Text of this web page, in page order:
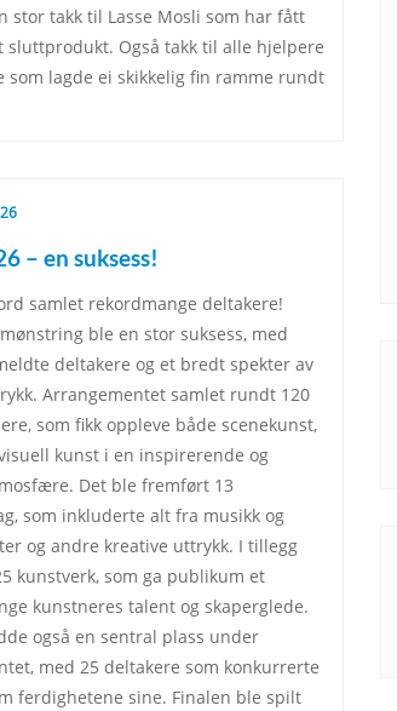
stor takk til Lasse Mosli som har fått
sluttprodukt. Også takk til alle hjelpere
som lagde ei skikkelig fin ramme rundt
– en suksess!
samlet rekordmange deltakere!
ble en stor suksess, med
deltakere og et bredt spekter av
Arrangementet samlet rundt 120
som fikk oppleve både scenekunst,
kunst i en inspirerende og
Det ble fremført 13
som inkluderte alt fra musikk og
og andre kreative uttrykk. I tillegg
kunstverk, som ga publikum et
kunstneres talent og skaperglede.
også en sentral plass under
med 25 deltakere som konkurrerte
ferdighetene sine. Finalen ble spilt